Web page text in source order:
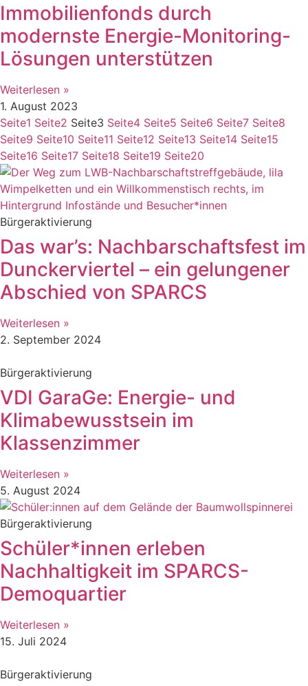
Immobilienfonds durch
modernste Energie-Monitoring-
Lösungen unterstützen
Weiterlesen »
1. August 2023
Seite1 Seite2 Seite3 Seite4 Seite5 Seite6 Seite7 Seite8
Seite9 Seite10 Seite11 Seite12 Seite13 Seite14 Seite15
Seite16 Seite17 Seite18 Seite19 Seite20
Bürgeraktivierung
Das war’s: Nachbarschaftsfest im
Dunckerviertel – ein gelungener
Abschied von SPARCS
Weiterlesen »
2. September 2024
Bürgeraktivierung
VDI GaraGe: Energie- und
Klimabewusstsein im
Klassenzimmer
Weiterlesen »
5. August 2024
Bürgeraktivierung
Schüler*innen erleben
Nachhaltigkeit im SPARCS-
Demoquartier
Weiterlesen »
15. Juli 2024
Bürgeraktivierung